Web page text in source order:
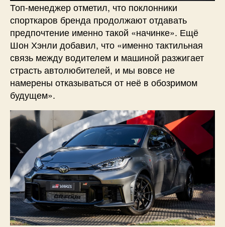
Топ-менеджер отметил, что поклонники
спорткаров бренда продолжают отдавать
предпочтение именно такой «начинке». Ещё
Шон Хэнли добавил, что «именно тактильная
связь между водителем и машиной разжигает
страсть автолюбителей, и мы вовсе не
намерены отказываться от неё в обозримом
будущем».